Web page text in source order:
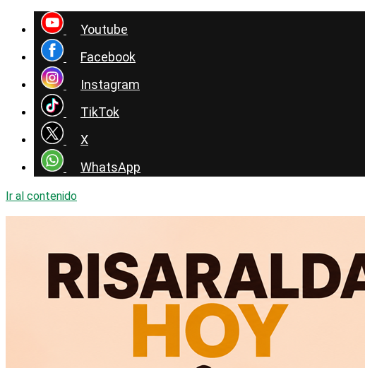
Youtube
Facebook
Instagram
TikTok
X
WhatsApp
Ir al contenido